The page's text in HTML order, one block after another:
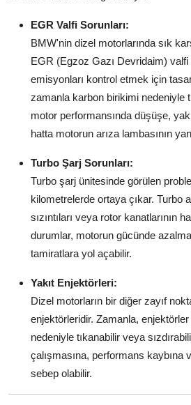
Aydınlatma & Görüş
Şanzıman & Aktarma
Dizel Sistemler
Multimedya & Elektronik
EGR Valfi Sorunları:
BMW'nin dizel motorlarında sık
EGR (Egzoz Gazı Devridaim) valfi
emisyonları kontrol etmek için
zamanla karbon birikimi nedeniyle
motor performansında düşüşe,
hatta motorun arıza lambasının
Turbo Şarj Sorunları:
Turbo şarj ünitesinde görülen
kilometrelerde ortaya çıkar. Turbo
sızıntıları veya rotor kanatlarının
durumlar, motorun gücünde
tamiratlara yol açabilir.
Yakıt Enjektörleri:
Dizel motorların bir diğer zayıf
enjektörleridir. Zamanla, enjektörler
nedeniyle tıkanabilir veya
çalışmasına, performans kaybına
sebep olabilir.